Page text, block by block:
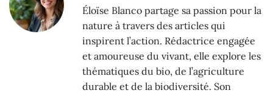
Éloïse Blanco partage sa passion pour la
nature à travers des articles qui
inspirent l’action. Rédactrice engagée
et amoureuse du vivant, elle explore les
thématiques du bio, de l’agriculture
durable et de la biodiversité. Son